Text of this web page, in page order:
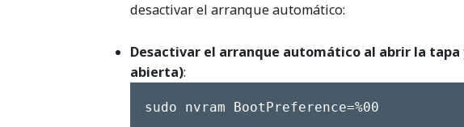
desactivar el arranque automático:
Desactivar el arranque automático al abrir la
abierta):
sudo nvram BootPreference=%00